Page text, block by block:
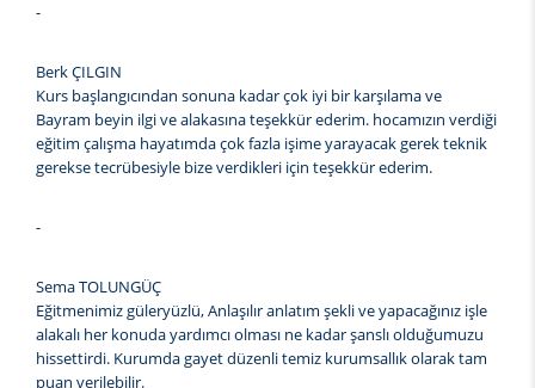
-
Berk ÇILGIN
Kurs başlangıcından sonuna kadar çok iyi bir karşılama ve
Bayram beyin ilgi ve alakasına teşekkür ederim. hocamızın verdiği
eğitim çalışma hayatımda çok fazla işime yarayacak gerek teknik
gerekse tecrübesiyle bize verdikleri için teşekkür ederim.
-
Sema TOLUNGÜÇ
Eğitmenimiz güleryüzlü, Anlaşılır anlatım şekli ve yapacağınız işle
alakalı her konuda yardımcı olması ne kadar şanslı olduğumuzu
hissettirdi. Kurumda gayet düzenli temiz kurumsallık olarak tam
puan verilebilir.